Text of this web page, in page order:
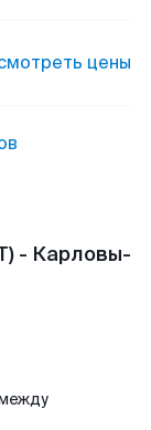
цены
- Карловы-